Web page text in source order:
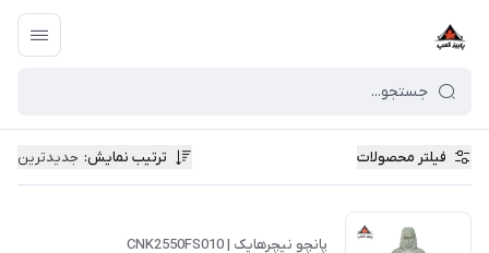
فیلتر محصولات ترتیب نمایش: جدیدترین
پانچو نیچرهایک | CNK2550FS010